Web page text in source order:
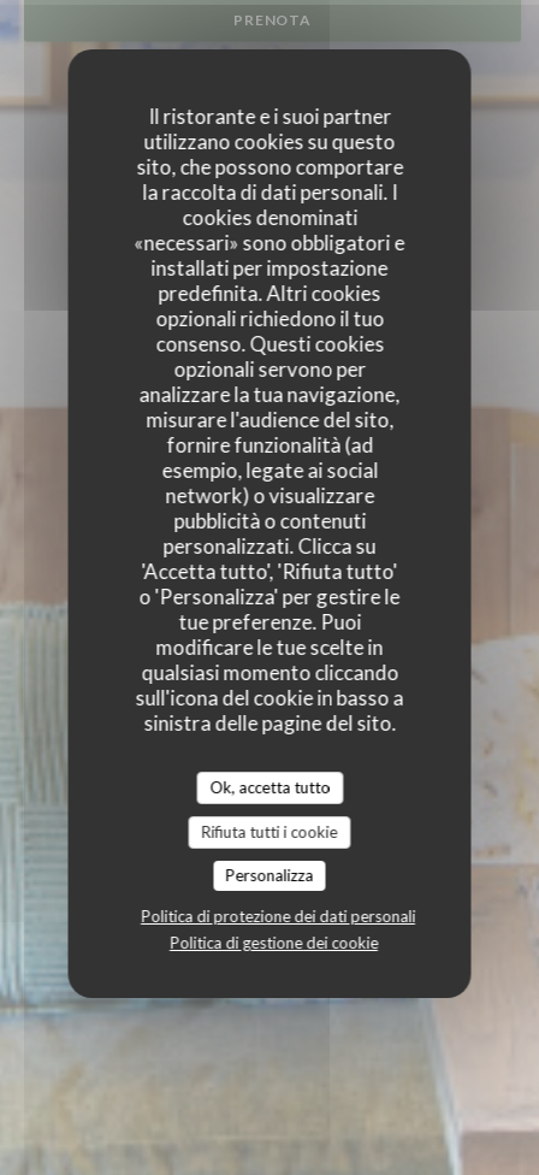
Il ristorante e i suoi partner
utilizzano cookies su questo
sito, che possono comportare
la raccolta di dati personali. I
cookies denominati
«necessari» sono obbligatori e
installati per impostazione
predefinita. Altri cookies
opzionali richiedono il tuo
consenso. Questi cookies
opzionali servono per
analizzare la tua navigazione,
misurare l'audience del sito,
fornire funzionalità (ad
esempio, legate ai social
network) o visualizzare
pubblicità o contenuti
personalizzati. Clicca su
'Accetta tutto', 'Rifiuta tutto'
o 'Personalizza' per gestire le
tue preferenze. Puoi
modificare le tue scelte in
qualsiasi momento cliccando
sull'icona del cookie in basso a
sinistra delle pagine del sito.
Ok, accetta tutto
Rifiuta tutti i cookie
Personalizza
Politica di protezione dei dati personali
Politica di gestione dei cookie
PRENOTA